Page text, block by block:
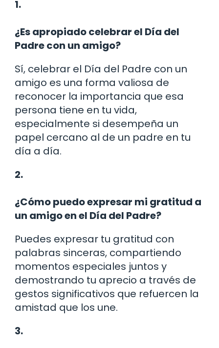
1.
¿Es apropiado celebrar el Día del
Padre con un amigo?
Sí, celebrar el Día del Padre con un
amigo es una forma valiosa de
reconocer la importancia que esa
persona tiene en tu vida,
especialmente si desempeña un
papel cercano al de un padre en tu
día a día.
2.
¿Cómo puedo expresar mi gratitud a
un amigo en el Día del Padre?
Puedes expresar tu gratitud con
palabras sinceras, compartiendo
momentos especiales juntos y
demostrando tu aprecio a través de
gestos significativos que refuercen la
amistad que los une.
3.